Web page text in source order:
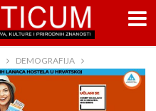
DEMOGRAFIJA